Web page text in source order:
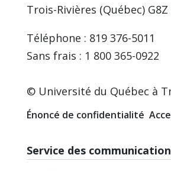
Trois-Rivières (Québec) G8Z
Téléphone : 819 376-5011
Sans frais : 1 800 365-0922
© Université du Québec à
Énoncé de confidentialité
Service des